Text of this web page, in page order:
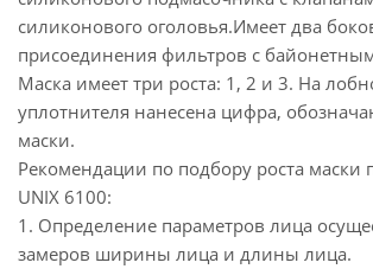
Степень защиты: до 200 ПДК
Материал лицевой части: силикон
Материал линзы: поликарбонат
Фильтр:фильтры UNIX
Условия эксплуатации: от -40 до +
Размер: средний
силиконового оголовья.Имеет два
присоединения фильтров с
Маска имеет три роста: 1, 2 и 3. На
уплотнителя нанесена цифра,
маски.
Рекомендации по подбору роста маски
UNIX 6100:
1. Определение параметров лица
замеров ширины лица и длины лица.